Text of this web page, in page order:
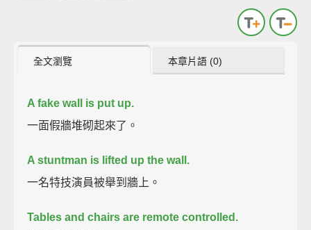
全文瀏覽 本章片語 (0)
A fake wall is put up.
一面假牆堆砌起來了。
A stuntman is lifted up the wall.
一名特技演員被舉到牆上。
Tables and chairs are remote controlled.